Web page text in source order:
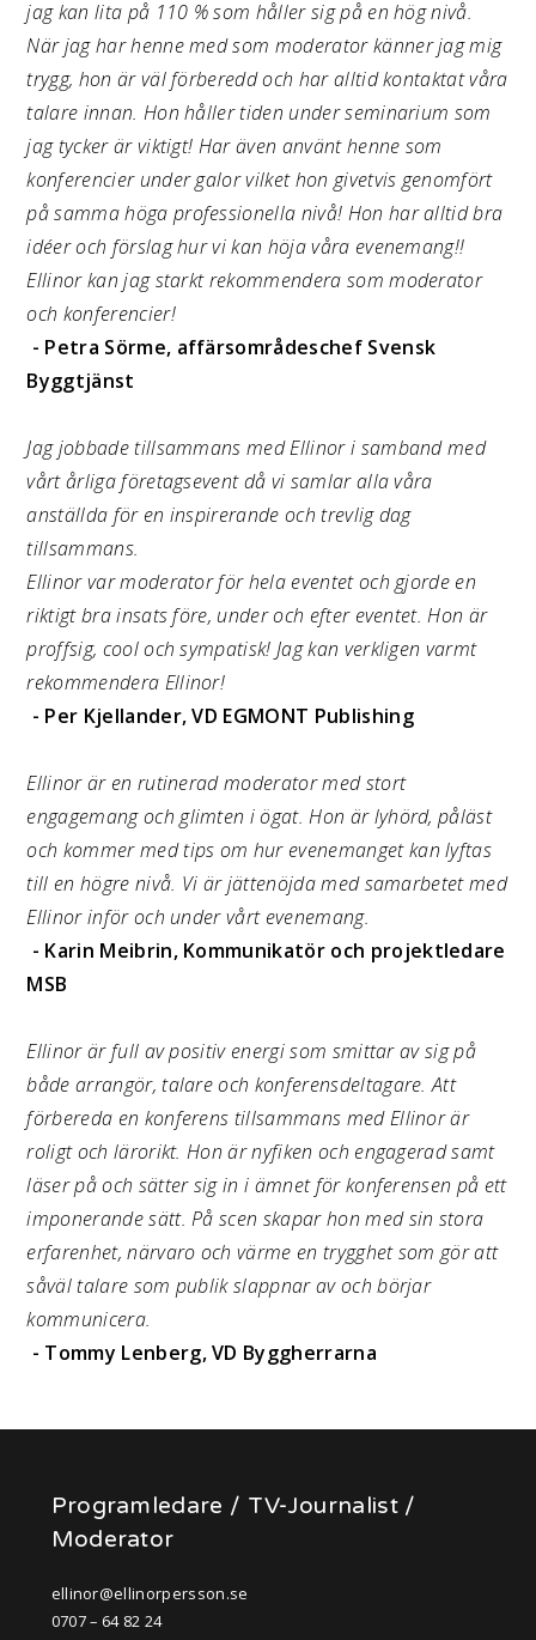
jag kan lita på 110 % som håller sig på en hög nivå.
När jag har henne med som moderator känner jag mig
trygg, hon är väl förberedd och har alltid kontaktat våra
talare innan. Hon håller tiden under seminarium som
jag tycker är viktigt! Har även använt henne som
konferencier under galor vilket hon givetvis genomfört
på samma höga professionella nivå! Hon har alltid bra
idéer och förslag hur vi kan höja våra evenemang!!
Ellinor kan jag starkt rekommendera som moderator
och konferencier!
- Petra Sörme, affärsområdeschef Svensk
Byggtjänst
Jag jobbade tillsammans med Ellinor i samband med
vårt årliga företagsevent då vi samlar alla våra
anställda för en inspirerande och trevlig dag
tillsammans.
Ellinor var moderator för hela eventet och gjorde en
riktigt bra insats före, under och efter eventet. Hon är
proffsig, cool och sympatisk! Jag kan verkligen varmt
rekommendera Ellinor!
- Per Kjellander, VD EGMONT Publishing
Ellinor är en rutinerad moderator med stort
engagemang och glimten i ögat. Hon är lyhörd, påläst
och kommer med tips om hur evenemanget kan lyftas
till en högre nivå. Vi är jättenöjda med samarbetet med
Ellinor inför och under vårt evenemang.
- Karin Meibrin, Kommunikatör och projektledare
MSB
Ellinor är full av positiv energi som smittar av sig på
både arrangör, talare och konferensdeltagare. Att
förbereda en konferens tillsammans med Ellinor är
roligt och lärorikt. Hon är nyfiken och engagerad samt
läser på och sätter sig in i ämnet för konferensen på ett
imponerande sätt. På scen skapar hon med sin stora
erfarenhet, närvaro och värme en trygghet som gör att
såväl talare som publik slappnar av och börjar
kommunicera.
- Tommy Lenberg, VD Byggherrarna
Programledare / TV-Journalist /
Moderator
ellinor@ellinorpersson.se
0707 – 64 82 24